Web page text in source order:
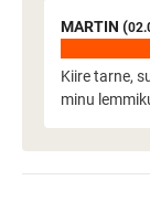
MARTIN (
Kiire tarne,
minu